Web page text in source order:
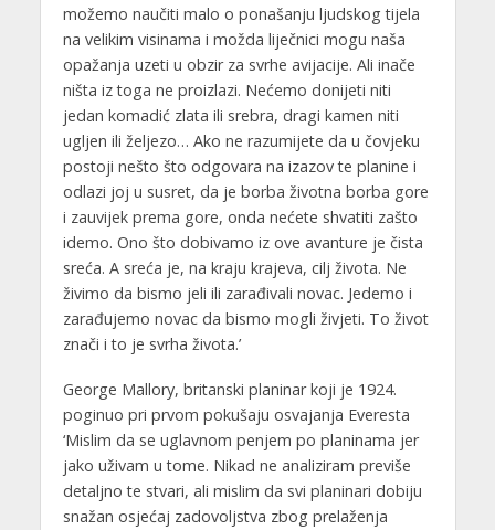
možemo naučiti malo o ponašanju ljudskog tijela
na velikim visinama i možda liječnici mogu naša
opažanja uzeti u obzir za svrhe avijacije. Ali inače
ništa iz toga ne proizlazi. Nećemo donijeti niti
jedan komadić zlata ili srebra, dragi kamen niti
ugljen ili željezo… Ako ne razumijete da u čovjeku
postoji nešto što odgovara na izazov te planine i
odlazi joj u susret, da je borba životna borba gore
i zauvijek prema gore, onda nećete shvatiti zašto
idemo. Ono što dobivamo iz ove avanture je čista
sreća. A sreća je, na kraju krajeva, cilj života. Ne
živimo da bismo jeli ili zarađivali novac. Jedemo i
zarađujemo novac da bismo mogli živjeti. To život
znači i to je svrha života.’
George Mallory, britanski planinar koji je 1924.
poginuo pri prvom pokušaju osvajanja Everesta
‘Mislim da se uglavnom penjem po planinama jer
jako uživam u tome. Nikad ne analiziram previše
detaljno te stvari, ali mislim da svi planinari dobiju
snažan osjećaj zadovoljstva zbog prelaženja